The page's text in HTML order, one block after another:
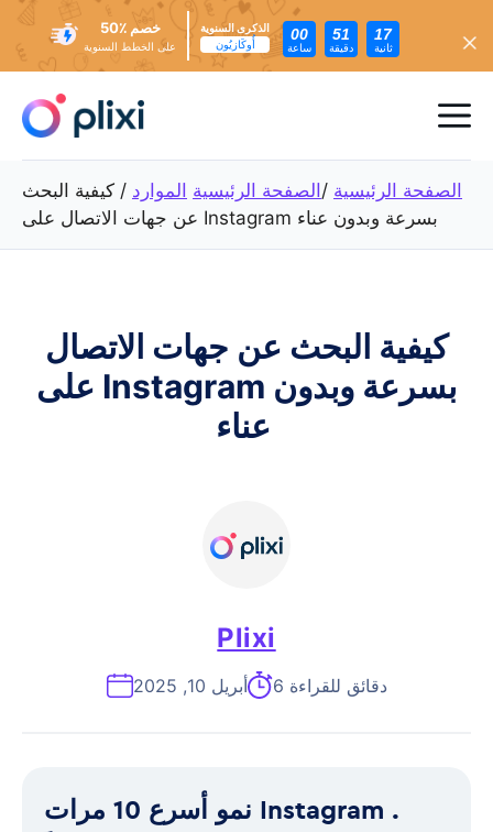
إلى
المحتوى
خصم ٪50
على الخطط السنوية
الذكرى السنوية
أُوكَازيُون
00
ساعة
51
دقيقة
15
ثانية
الصفحة الرئيسية / الصفحة الرئيسية الموارد / كيفية البحث
عن جهات الاتصال على Instagram بسرعة وبدون عناء
كيفية البحث عن جهات الاتصال
على Instagram بسرعة وبدون
Plixi
أبريل 10, 2025 6 دقائق للقراءة
نمو أسرع 10 مرات Instagram .